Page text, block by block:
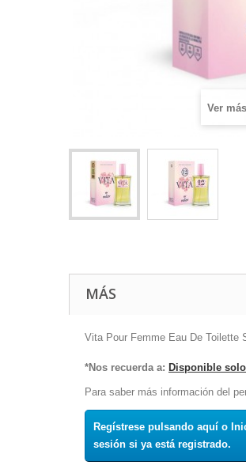
Ver
MÁS
Vita Pour Femme Eau De Toilette
*Nos recuerda a: Disponible
Para saber más información del
Regístrese pulsando aquí o
sesión si ya está registrado.